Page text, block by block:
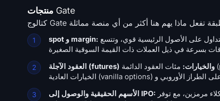
منتجات Gate
spot و margin:
العقود الآجلة (futures) والخيارات: مئات العقود الدائمة (perpetuals) بضمان USDT بالإضافة إلى عقود التسليم العكسية والمحددة التاريخ، إلى جانب
الأسهم الحقيقية والوصول إلى IPO: